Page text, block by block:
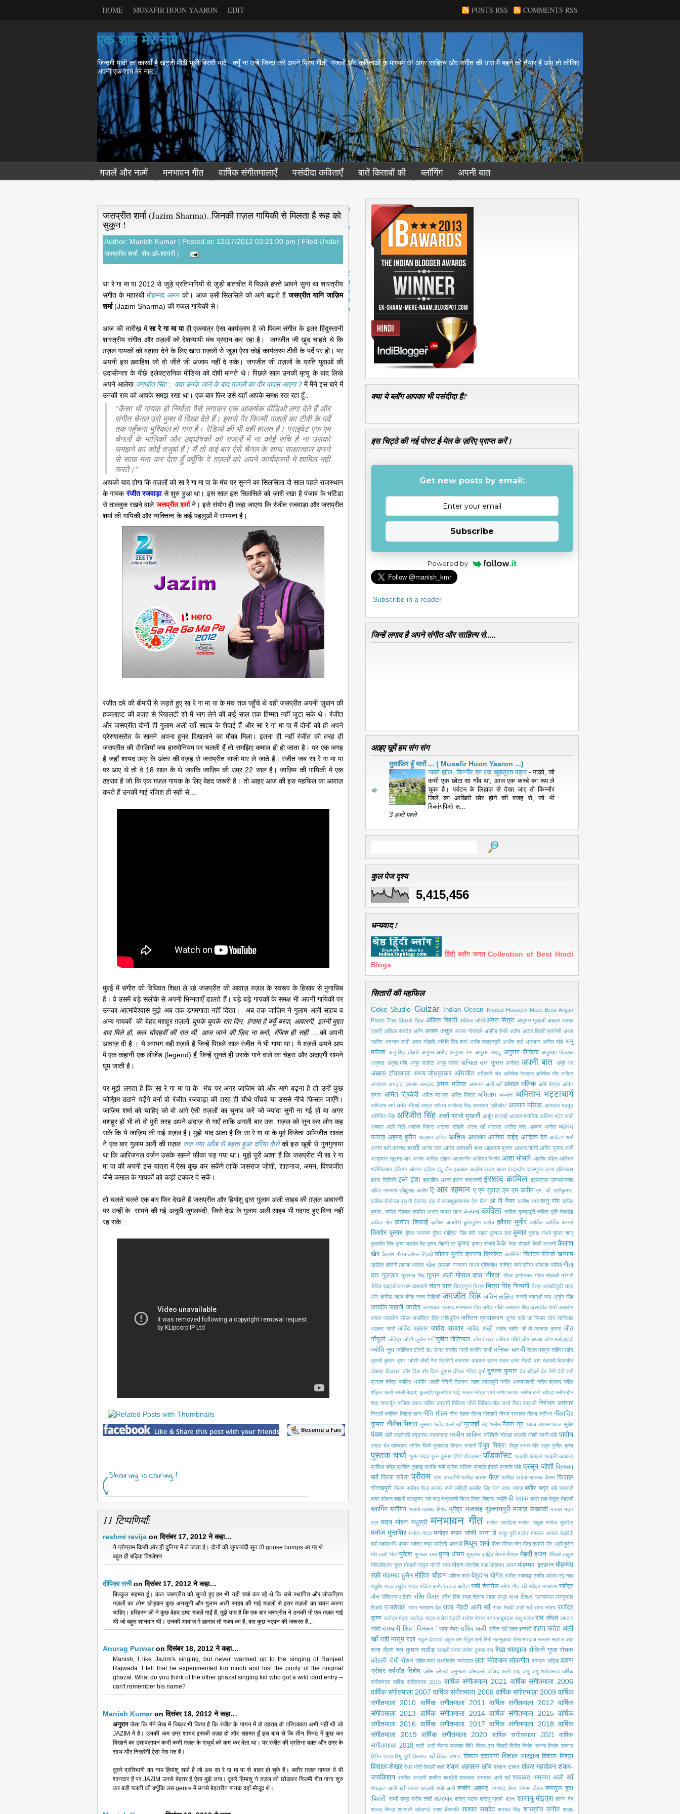
HOME MUSAFIR HOON YAARON EDIT POSTS RSS COMMENTS RSS
एक शाम मेरे नाम
जिन्दगी यादों का कारवाँ है.खट्टी मीठी भूली बिसरी यादें...क्यूँ ना उन्हें जिन्दा करें अपने प्रिय गीतों, गजलों और कविताओं के माध्यम से! अगर साहित्य और संगीत की धारा में बहने को तैयार हैं आप तो कीजिए
अपनी एक शाम मेरे नाम..
ग़ज़लें और नज़्में मनभावन गीत वार्षिक संगीतमालाएँ पसंदीदा कविताएँ बातें किताबों की ब्लॉगिंग अपनी बात
जसप्रीत शर्मा (Jazim Sharma)..जिनकी ग़ज़ल गायिकी से मिलता है रूह को
सुकून !
Author: Manish Kumar | Posted at: 12/17/2012 03:21:00 pm | Filed Under:
जसप्रीत शर्मा, शेर-ओ-शायरी |
सा रे गा मा पा 2012 से जुड़े प्रतिभागियों से जुड़ी बातचीत में पिछले हफ्ते आपने सुना था शास्त्रीय
संगीत के महारथी मोहम्मद अमन को। आज उसी सिलसिले को आगे बढ़ाते हैजसप्रीत यानि जाज़िम
शर्मा(Jazim Sharma) की ग़जल गायिकी से।
आज की तारीख़ मेंसा रे गा मा पा ही एकमात्र ऐसा कार्यक्रम है जो फिल्म संगीत के इतर हिंदुस्तानी
शास्त्रीय संगीत और ग़ज़लों को देशव्यापी मंच प्रदान कर रहा है। जगजीत जी ख़ुद चाहते थे कि
ग़ज़ल गायकों को बढ़ावा देने के लिए खास ग़ज़लों से जुड़ा ऐसा कोई कार्यक्रम टीवी के पर्दे पर हो। पर
अपनी इस ख़्वाहिश को वो जीते जी अंजाम नहीं दे सके। जगजीत जी ग़ज़लों के प्रति युवाओं की
उदासीनता के पीछे इलेक्ट्रानिक मीडिया को दोषी मानते थे। पिछले साल उनकी मृत्यु के बाद लिखे
अपने आलेख जगजीत सिंह : क्या उनके जाने के बाद ग़जलों का दौर वापस आएगा ? में मैंने इस बारे में
उनकी राय को आपके समझ रखा था। एक बार फिर उसे यहाँ आपके समक्ष रख रहा हूँ..
"कैसा भी गायक हो निर्माता पैसे लगाकर एक आकर्षक वीडिओ लगा देते हैं और
संगीत चैनल उसे मुफ्त में दिखा देते हैं। इससे गैर फिल्मी ग़ज़लों का टीवी के पर्दे
तक पहुँचना मुश्किल हो गया है। रेडिओ की भी वही हालत है। प्राइवेट एफ एम
चैनलों के मालिकों और उद्घोषकों को ग़जलों में ना कोई रुचि है ना उसको
समझने का कोई तजुर्बा है। मैं तो कई बार ऐसे चैनल के साथ साक्षात्कार करने
से साफ़ मना कर देता हूँ क्यूँकि वे ग़ज़लों को अपने कार्यक्रमों मे शामिल नही
करते।"
आपको याद होगा कि ग़ज़लों को सा रे गा मा पा के मंच पर सुनने का सिलसिला दो साल पहले राजस्थान
के गायकरंजीत रजवाड़ासे शुरु हुआ था। इस साल इस सिलसिले को ज़ारी रखा है पंजाब के भटिंडा
से ताल्लुक रखने वालेजसप्रीत शर्माने। इसे संयोग ही कहा जाएगा कि रंजीत रजवाड़ा और जसप्रीत
शर्मा की गायिकी और व्यक्तित्व के कई पहलुओं में साम्यता है।
रंजीत दमे की बीमारी से लड़ते हुए सा रे गा मा पा के मंच तक पहुँचे थे वहीं जसप्रीत अपनी ज़ुबान की
हकलाहट की वज़ह से रियालटी शो में भाग लेने की कई साल तक हिम्मत नहीं जुटा सके थे। रंजीत
और जसप्रीत दोनों ही गुलाम अली खाँ साहब के शैदाई हैं और सा रे गा मा पा में दोनों को ही अपने
प्रेरणास्रोत के सामने अपना हुनर दिखलाने का मौका मिला। इतना ही नहीं रंजीत की तरह ही
जसप्रीत की उँगलियाँ जब हारमोनियम पर चलती हैं तो समझिए कमाल ही हो जाता है। पर एक जगह
है जहाँ शायद उम्र के अंतर की वज़ह से जसप्रीत बाजी मार ले जाते हैं। रंजीत जब सा रे गा मा पा
पर आए थे तो वे 18 साल के थे जबकि जाज़िम की उम्र 22 साल है। जाज़िम की गायिकी में एक
ठहराव है जो कि एक ग़ज़ल गायक के लिए बेहद जरूरी है। तो आइए आज की इस महफिल का आग़ाज़
करते हैं उनकी गाई रंजिश ही सही से...
मुंबई में संगीत की विधिवत शिक्षा ले रहे जसप्रीत की आवाज़ ग़ज़ल के स्वरूप के हिसाब से मुनासिब
है। वे उसमें बड़े सलीके से अपनी भिन्नताएँ डालते हैं। बड़े बड़े गायकों के समक्ष भी अपनी गायिकी पर
उनका आत्मविश्वास मुझे अब तक डगमगाता नहीं दिखा। अब तक जाज़िम ने गुलाम अली साहब व
अन्य गायकों की बेहद मशहूर ग़ज़लों चुपके चुपके रात दिन, हंगामा है क्यूँ बरपा, आवारगी, इतनी मुद्दत
बाद मिले हो, कल चौदहवीं की रात थी, आज जाने की ज़िद ना करो, रंजिश ही सही
...को अपनी
आवाज़ दी है । ये लगभग वही ग़ज़लें हैं जिन्हें पिछले साल रंजीत ने भी गाया था। ये ग़ज़लें अपने आप
में एक कहानी एक लीजेंड (legend) हैं जिन्हें सुनते ही उसके गाने वाले का चेहरा और अदाएगी सामने
घूम जाती है।
पर मुझे लगता है कि सा रे गा मा पा के मंच पर अगर जाज़िम को और आगे बढ़ना है तो उन्हें कुछ
जोख़िम उठाने पड़ेंगे वर्ना वो रंजीत रजवाड़ा की तरह ही चौथे पाँचवे या उससे नीचे फिसल जाएँगे।
जाज़िम शर्मा को चाहिए को वो आगे ऐसी ग़ज़लों का चुनाव करें जो ज्यादा सुनी ना गई हों या अगर
मशहूर हों भी तो वो पूरी तरह अपने अंदाज़ से गाएँ ताकि अगली बार उस ग़ज़ल को सुन कर लोग कह
सकें कि ये जाज़िम की गाई ग़ज़ल है। मुझे याद आता है कि सा रे गा मा के पूर्व विजेता अभिजीत सावंत
ने एक बार गुलाम अली की ग़ज़ल रुक गया आँख से बहता हुआ दरिया कैसेको इस खूबी से गुनगुनाया
था कि आरिजनल वर्जन उसके सामने फीका पड़ गया था। मुझे पूरी आशा है कि जसप्रीत भी सा रे गा
मा पा की अपनी इस यात्रा में ऐसा कुछ कर सकेंगे ताकि जसराज जोशी, शाहनाज, अमन, विश्वजीत
जैसे कमाल के गायकों को कड़ी टक्कर दे सकें।
तो चलते चलते एक बार फिर देखते हैं जसप्रीत और हिमांशु द्वारा गुलाम अली साहब की ग़ज़ल आवारगी
पर उन्हीं के सामने की गई अनूठी जुगलबंदी, जिसे देख के गुलाम अली साहब भी गदगद हुए बिना नहीं
रह सके..
11 टिप्पणियाँ:
rashmi ravija on दिसंबर 17, 2012 ने कहा…
ये प्रोग्राम किसी और ही दुनिया में ले जाता है। दोनों की जुगलबंदी सुन तो goose bumps आ गए थे .
बहुत ही बढ़िया विश्लेषण
दीपिका रानीon दिसंबर 17, 2012 ने कहा…
बिल्कुल सहमत हूं। कल जसप्रीत को सुनते हुए हम भी यही चर्चा कर रहे थे कि उसे स्थापित और लोकप्रिय
गज़लों का लोभ छोड़कर कुछ अनसुनी और गुलाम अली साहब की गाई ग़ज़लों से इतर ग़ज़लों का चयन करना
चाहिए। हरिहरन जी ने कुछ बेहद उम्दा ग़ज़लें गाईं हैं, मुझे याद है कि एक बार जसप्रीत ने उनकी भी एक ग़ज़ल गाई
थी जो बहुत शानदार थी। उनकी आवाज़ में ठहराव तो ग़ज़ब का है, बस कुछ नएपन की जरूरत है...
Anurag Purwaron दिसंबर 18, 2012 ने कहा…
Manish, I like Jazim's singing, but never warmed up to the singing of Ranjeet
Rajwada. I felt that he experimented too much and lost the purity of the original
ghazal. What do you think of the other ghazal singing kid who got a wild card entry --
can't remember his name?
Manish Kumaron दिसंबर 18, 2012 ने कहा…
अनुरागजैसा कि मैंने लेख में जिक्र भी किया है कि रंजीत के गायन में वो ठहराव वो परिपक्वता अभी नहीं थी जो
JAZIM में है। उनकी कम उम्र शायद इसकी वज़ह हो और सहमत हूँ इस बात से कि तीन मिनट में कुछ कर
दिखाने का उतावलापन कभी कभी ग़ज़ल के माधुर्य को कम कर देता था। पर रंजीत की प्रतिभा वक़्त और उम्र के
साथ और निखरेगी ऐसा मेरा मत है।
दूसरे प्रतिभागी का नाम हिमांशु शर्मा है जो अब सा रे गा मा पा से बाहर हो चुके हैं। बतौर ग़ज़ल गायक वे भी
शानदार हैं पर JAZIM उनसे बेहतर हैं ऐसा मुझे लगा। दूसरे हिमाशु ने ग़ज़ल को छोड़कर फिल्मी गीत गाना शुरु
कर बड़ी गलती की क्यूँकि उस genre में उनसे बेहतरीन गायक वहाँ मौजूद थे।
नई
स्ट
नी
पो
स्ट
मु
ख्य
पृ
ष्ठ
क्या ये ब्लॉग आपका भी पसंदीदा है?
इस चिट्ठे की नई पोस्ट ई-मेल के ज़रिए प्राप्त करें।
Get new posts by email:
Subscribe
Powered by
Subscribe in a reader
जिन्हें लगाव है अपने संगीत और साहित्य से.....
आइए घूमें हम संग संग
मुसाफ़िर हूँ यारों ... ( Musafir Hoon Yaaron ...)
नाको झील: किन्नौर का एक खूबसूरत पड़ाव-नाको, जो
कभी एक छोटा सा गाँव था, आज एक कस्बे का रूप ले
चुका है। पर्यटन के लिहाज़ से देखा जाए तो किन्नौर
जिले का आखिरी छोर होने की वजह से, जो भी
रिकांगपिओ स...
3 हफ़्ते पहले
कुल पेज दृश्य
5,415,456
धन्यवाद !
हिंदी ब्लॉग जगत Collection of Best Hindi
Blogs
सितारों की महफिल
Coke Studio Gulzar Indian Ocean Khaled Hosseini Meet Bros Anjjan
Phish The Shruti Box अंकित तिवारी अंकिता जोशी अंतरा मित्रा अंशुमन मुखर्जी अख़्तर चानल
ज़ाहरी अखिल सचदेव अग्नि अजय अतुल अजय गोगावले अज़ीज़ क़ैसी अज्ञेय अटल बिहारी बाजपेयी अथर
नफ़ीस अदनान सामी अदम गोंडवी अदिति सिंह शर्मा अदीब सहारनपुरी अधीश वर्मा अनजान अनिल पांडे अनु
मलिक अनु सिंह चौधरी अनुपम अमोद अनुपमा राग अनुराग नाएडू अनुराग सैकिया अनुराधा पोडवाल
अनुवाद अनुषा मणि अनूप जलोटा अनूप शंकर अन्विता दत्त गुप्तन अन्वेशा अपनी बात अपूर्व धर
अब्बास टॉयरवाला अभय जोधपुरकर अभिजीत अभिरुचि चंद अभिषेक नेलवाल अभिषेक रॉय अभेंद्र
उपाध्याय अमज़द इस्लाम अमज़द अमल मलिक अमानत अली खाँ अमाल मलिक अमि मिश्रा अमित
कुमार अमित त्रिवेदी अमित प्रधान अमित मिश्रा अमिताभ बच्चन अमिताभ भट्टाचार्य
अमिताभ वर्मा अमीर मीनाई अमृता प्रीतम अयोध्या सिंह उपाध्याय 'हरिऔध' अरमान मलिक अराफ़ात महमूद
अरिजित सिंह अरिजीत सिंह अर्को प्रावो मुखर्जी अर्जुन हरजाई अलका यागनिक अलिया भट्ट अली
अब्बास अली सेठी अशोक मिश्रा असग़र गोंडवी असद खाँ असरार असीस कौर अहमद अनीस अहमद
फ़राज़ अहमद हुसैन अहसान दानिश आतिफ़ असलम आतिफ़ सईद आदित्य देव आदित्य शर्मा
आनंद बक्षी आनंद बख्शी आनंद राज आनंद आपकी बात आफ़ताब मुज़्तर आभास जोशी आमिर गुलाम अली
आयुष्मान खुराना आर आनंद आरिफ़ लोहार आलमगीर आलिशा चिनॉय आशा भोसले आशीष पंडित आश्विन
श्रीनिवासन इंडियन ओशन इंदीवर इंदु जैन इकबाल अज़ीम इन्दर बावरा इन्द्रदीप दासगुप्ता इन्या इफ़्तिख़ार
इमाम सिद्दिकी इब्ने इंशा इब्राहिम अश्क़ इमोन चक्रवर्ती इरशाद कामिल इलयराजा उदयप्रकाश
उदित नारायण उबैद्दुलाह अलीम ए आर रहमान ए एम तुराज़ एम एम करीम एम. जी. श्रीकुमार.
एलीसा मेंडोन्सा एस पी देवानंद एस पी बालासुब्रमण्यम ऐश किंग ओ पी नैयर कनीश शर्मा कनु रॉय कपिल
कुमार. कपिल सिब्बल कफ़ील आज़र कमल खान कल्पना कविता कविता कृष्णामूर्ति कविता मूर्ति देशपांडे
कविता सेठ क़तील शिफ़ाई क़ाबिल अजमेरी क़ुरातुलेन बलोच क़ौसर मुनीर कार्तिक कार्तिक अय्यर
किशोर कुमार कुँवर नारायण कुँवर मोहिंदर सिंह बेदी 'सहर' कुणाल वर्मा कुमार कुमार गंधर्व कुमार शानू
कुलदीप सिंह कृष्ण बलदेव वैद्य कृष्ण बिहारी नूर कृष्णा कृष्णा सोबती केके कैफ़ भोपाली कैफ़ी आजमी कैलाश
खेर कैलाश गौतम कोमल रिज़वी कौसर मुनीर क्रस्ना क्रिकेट क्लारिनेट क्लिंटन सेरेजो ख़य्याम
ख़ालिद होसैनी ख़्वाजा परवेज़ खेल ख्ययाम गजानन माधव मुक्तिबोध गजेंद्र वर्मा गरिमा ओबराह ग़ालिब गीता
दत्त गुलज़ार गुलराज सिंह गुलाम अली गोपाल दास 'नीरज' गौरव डागोनकर गौरव सोलंकी ग्रेगरी
डेविड राबर्ट्स घनशाम वासवानी चंदन दास चित्रगुप्त चित्रा चित्रा सिंह चिन्मयी चैत्रा अम्बादिपुदी जएब
और हानीया जएब बंगेश जक़ा सिद्दिकी जगजीत सिंह जतिन-ललित जननी कामाक्षी जय अर्जुन सिंह
जयदीप साहनी जयदेव जयशंकर प्रसाद मनभावन गीत जयेश गाँधी जसपाल सिंह जसप्रीत शर्मा जसलीन
रायल जसलीन रॉयल जसविंदर सिंह जसिमुद्दिन जस्टिन प्रभाकरन ज़ुनैद वसी जां निसार लोन जानिसार
अख़्तर जानी जावेद अख़्तर जावेद अख्तर जावेद अली जावेद बशीर जी वी प्रकाश कुमार जीत
गाँगुली जीतेंद्र जोशी जुबीन गर्ग जुबीन नौटियाल जॉन डेनवर जोनिता गाँधी जोय बरुआ जोश मलीहाबादी
ज्योति नूरा ज्योतिका टांगरी डा. सागर तनवीर गाज़ी तनवीर गाजी तनिष्क बागची तलत महमूद ताहिरा सईद
तुलसी कुमार तुषार जोशी तोची रैना त्रिवेणी दत्ताराम वाडकर दर्शन रावल दलेर मेंहदी दाग़ देहलवी दिलजीत
दोसांझ दिलराज कौर दिवा रॉय दिव्य कुमार दीपक पंडित दुर्गा दुष्यन्त कुमार देव कोहली देव नेगी देवी श्री
प्रसाद देवेंद्र काफिर धर्मवीर भारती नंदिनी सिरकर नक़्श ल्यालपुरी नज़ीर अकबराबादी नदीम श्रवण नबील
शौक़त अली नरसी मेहता; कुलदीप मुरलीधर पाई; भजन नरेंद्र शर्मा नरेश अय्यर नसीम बानो चोपड़ा नसीरुद्दीन
शाह नागार्जुन नाजिया हसन नासिर काज़मी निकिता गाँधी निखिल पॉल जार्ज निदा फ़ाज़ली निरंजन अयंगार
निराली कार्तिक निशात खान नीति मोहन नीना मेहता नीरज गोस्वामी नीरज राजावत नीरज श्रीधर नीलाद्रि
कुमार नीलेश मिश्रा नुसरत फतेह अली खाँ नूरजहाँ नेहा भसीन नैयरा नूर पंकज उधास पंकज सुबीर
पंचम पंछी जालोनवी पद्मनाभ गायकवाड़ परवीन शाकिर परिणिति चोपड़ा पल्लवी जोशी पवनी पांडे पापोन
पायल देव पाश्चात्य संगीत पिंकी पूनावाला पीनाज मसानी पीयूष मिश्रा पीयूष रजत पीर ज़हूर पुनीत कृष्ण
पुस्तक चर्चा पूनम यादव पूरन कुमार 'होश' पॉडकास्ट पॉडकॉस्ट प्रकृति कक्कर प्रकृति कक्कड़
प्रतिभा बघेल प्रतीक कुहाड़ प्रदीप चौबे प्रवेश मलिक प्रशांत इंगोले प्रशांत पांडे प्रसून जोशी प्रियंका
बार्वे प्रिया सरैया प्रीतम प्रेम वारबर्टनी फरीदा खानम फ़ैज़ फारिहा परवेज़ फारूख क़ैसर फिराक़
गोरखपुरी फिल्म समीक्षा फैज़ अनवर बप्पी लाहिड़ी बलबीर सिंह 'रंग' बशर नवाज़ बशीर बद्र बांबे जयश्री
बाबर शौक़त हाशमी बालकृष्ण राव बासु चक्रवर्ती बिमल मित्र बिशाख ज्योति बी प्राक बुल्ले शाह बेख़ुद देहलवी
ब्लागिंग ब्लॉगिंग भवानी प्रसाद मिश्र भूपेंद्र मजरूह सुल्तानपुरी मजाज़ लखनवी मजाल मदन
पाल मदन मोहन मधुश्री मनभावन गीत मनोज तापड़िया मनोज भावुक मनोज मुंतशिर
मनोज मुन्तशिर मनोज यादव मनोहर श्याम जोशी मन्ना डे मयूर पुरी मल्हार मसरूर अनवर महादेवी
वर्मा महालक्ष्मी अय्यर महेंद्र कपूर मालिनी अवस्थी मिथुन शर्मा मीका मीनल जैन मीना कुमारी मीर अली हुसैन
मीर तकी 'मीर' मुकेश मुन्नवर राना मुन्ना धीमन मुस्तफा ज़ाहिद मेघना मिश्रा मेहदी हसन मैथिली ठाकुर
मैथिलीशरण गुप्त मोनाली ठाकुर मोन्टी शर्मा मोहन मोहनीश रज़ा मोहम्मद अमन मोहम्मद इरफ़ान मोहम्मद
रफ़ी मोहम्मद हुसैन मोहित चौहान यशिता शर्मा येशुदास योगेश रंजीत रजवाड़ा रक़ीब आलम रघु नाथ
रघुबीर यादव रघुवीर यादव रचिता अरोड़ा रजत अरोड़ा रब्बी शेरगिल रमेश गौड़ रवि रवींद्र उपाध्याय रवींद्र
जैन रवींद्रनाथ टैगोर रश्मि विराग रश्मि सिंह राघव चैतन्य राघव माथुर राज शेखर राजकमल राजकुमार
रिज़वी राजशेखर राजा नारायण देव राजा मेंहदी अली खाँ राजा मेहदी अली खाँ राजा संजय राजेंद्र
कृष्ण राजेंद्र मेहता राजेंद्र यादव राजेश रेड्डी राजेश रोशन राणा मजूमदार रानू मंडल राम संपत रामदत्त
जोशी रामधारी सिंह ' दिनकर ' राम्या बेहरा राशिद अली राशिद खाँ राहत इन्दौरी राहत फतेह अली
खाँ राही मासूम रज़ा राहुल देशपांडे राहुल राम रिपुल शर्मा रिमी नात्सुकावा रीना भारद्वाज रुस्तम सहगल वफ़ा
रूना लैला रूप कुमार राठौड़ रूपाली जग्गा रूपेश कुमार राम रेखा भारद्वाज रोंकिनी गुप्ता रोचक
कोहली रोमी रोशन रोहित शर्मा लक्ष्मीकांत प्यारेलाल लता मंगेशकर लोकगीत वनराज भाटिया वरुण
ग्रोवर वर्षगाँठ विशेष वसीम बरेलवी वसुन्धरा कोमकली वाज़िद अली शाह वायु वायु श्रीवास्तव वार्षिक
संगीतमाला वार्षिक संगीतमाला 2015 वार्षिक संगीतमाला 2021
वार्षिक संगीतमाला 2006
वार्षिक संगीतमाला 2007 वार्षिक संगीतमाला 2008 वार्षिक संगीतमाला 2009 वार्षिक
संगीतमाला 2010 वार्षिक संगीतमाला 2011 वार्षिक संगीतमाला 2012 वार्षिक
संगीतमाला 2013
वार्षिक संगीतमाला 2014 वार्षिक संगीतमाला 2015 वार्षिक
संगीतमाला 2016
वार्षिक संगीतमाला 2017 वार्षिक संगीतमाला 2018 वार्षिक
संगीतमाला 2019
वार्षिक संगीतमाला 2020 वार्षिक संगीतमाला 2021
वार्षिक
संगीतमााला 2018 वाली असी विजय प्रकाश विधि विनय राम तिवारी विनीत विनोद खन्ना विनोद सहगल
विपिन पटवा विभु पुरी विलायत खाँ विवेक राणाडे विशाल ददलानी विशाल भारद्वाज विशाल मिश्रा
विशाल-शेखर वैभव मोदी वैशाली म्हादे शंकर अहसान लॉय शंकर टकर शंकर महादेवन शंकर-
जयकिशन शकील आज़मी शकील बदायुँनी शफकत अमानत अली खाँ शफक़त अमानत अली खाँ
शफ़क़त अली खाँ शबाना आज़मी शबी अली शब्बीर अहमद शमशाद बेगम शमसा कँवल शमसुल हूदा
'बिहारी' शम्मी कपूर शरीब तोशी शहरयार शांतनु घटक शांतनु सुदामे शान शान्तनु मोइत्रा शारंग देव
शारदा सिन्हा शाल्मली खोलगडे शाशा तिरुपति शाश्वत सचदेव शाश्वत सिंह शास्त्रीय संगीत शाहाब